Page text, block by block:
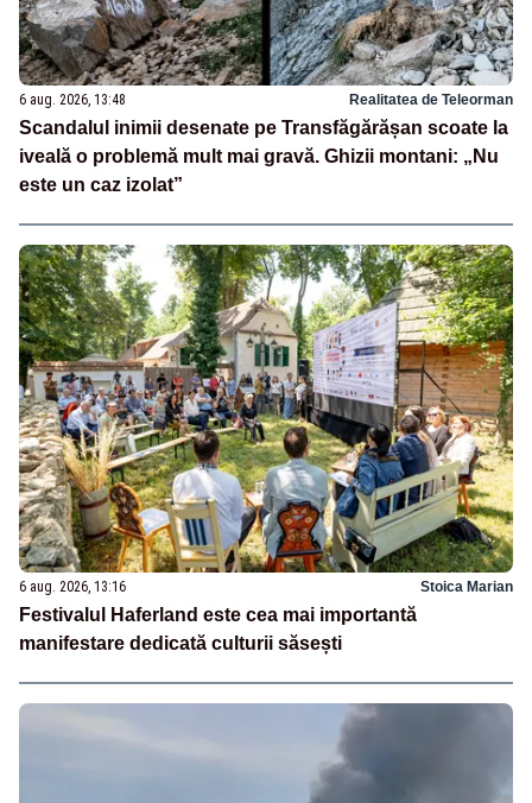
6 aug. 2026, 13:48 Realitatea de Teleorman
Scandalul inimii desenate pe Transfăgărășan scoate la
iveală o problemă mult mai gravă. Ghizii montani: „Nu
este un caz izolat”
6 aug. 2026, 13:16 Stoica Marian
Festivalul Haferland este cea mai importantă
manifestare dedicată culturii săsești